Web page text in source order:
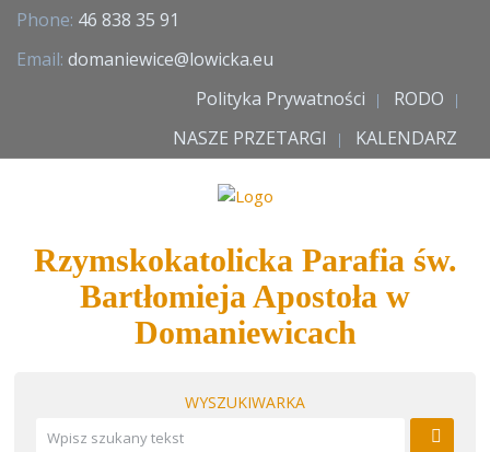
Phone: 46 838 35 91
Email: domaniewice@lowicka.eu
Polityka Prywatności
RODO
NASZE PRZETARGI
KALENDARZ
Rzymskokatolicka Parafia św.
Bartłomieja Apostoła w
Domaniewicach
WYSZUKIWARKA